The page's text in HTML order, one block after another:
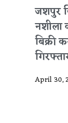
जशपुर
बिक्री
April 30,